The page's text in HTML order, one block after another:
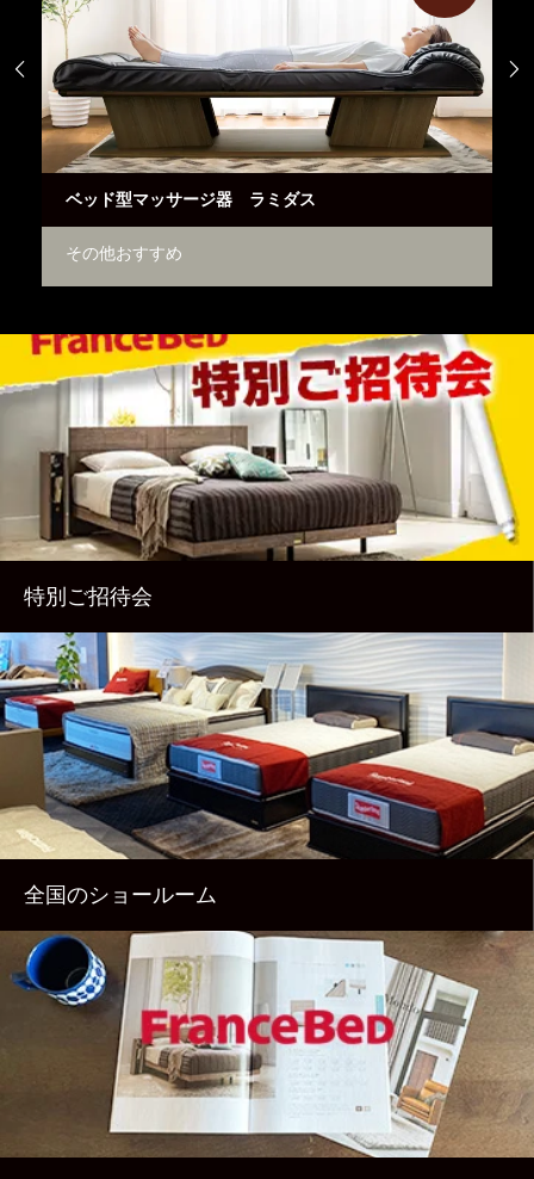
ベッド型マッサージ器 ラミダス
その他おすすめ
 
特別ご招待会
全国のショールーム